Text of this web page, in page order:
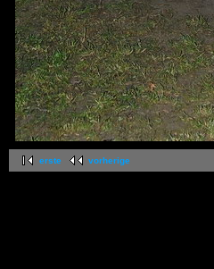
erste vorherige